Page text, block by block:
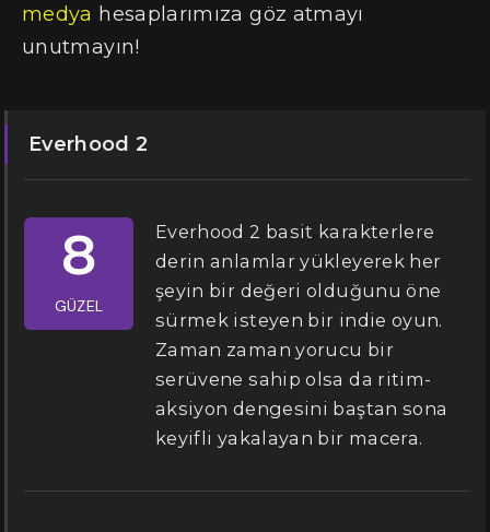
medya hesaplarımıza göz atmayı
unutmayın!
Everhood 2
8
GÜZEL
Everhood 2 basit karakterlere
derin anlamlar yükleyerek her
şeyin bir değeri olduğunu öne
sürmek isteyen bir indie oyun.
Zaman zaman yorucu bir
serüvene sahip olsa da ritim-
aksiyon dengesini baştan sona
keyifli yakalayan bir macera.